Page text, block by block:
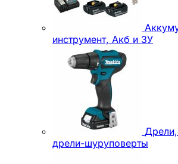
инструмент, Акб и ЗУ
дрели-шуруповерты